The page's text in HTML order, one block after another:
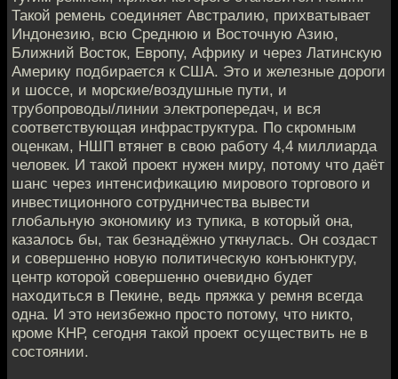
Такой ремень соединяет Австралию, прихватывает
Индонезию, всю Среднюю и Восточную Азию,
Ближний Восток, Европу, Африку и через Латинскую
Америку подбирается к США. Это и железные дороги
и шоссе, и морские/воздушные пути, и
трубопроводы/линии электропередач, и вся
соответствующая инфраструктура. По скромным
оценкам, НШП втянет в свою работу 4,4 миллиарда
человек. И такой проект нужен миру, потому что даёт
шанс через интенсификацию мирового торгового и
инвестиционного сотрудничества вывести
глобальную экономику из тупика, в который она,
казалось бы, так безнадёжно уткнулась. Он создаст
и совершенно новую политическую конъюнктуру,
центр которой совершенно очевидно будет
находиться в Пекине, ведь пряжка у ремня всегда
одна. И это неизбежно просто потому, что никто,
кроме КНР, сегодня такой проект осуществить не в
состоянии.